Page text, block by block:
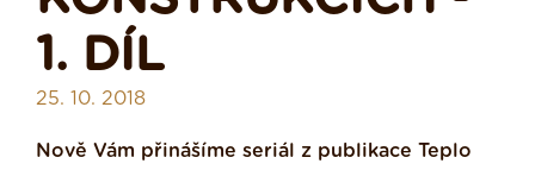
1. DÍL
25. 10. 2018
Nově Vám přinášíme seriál z publikace Teplo